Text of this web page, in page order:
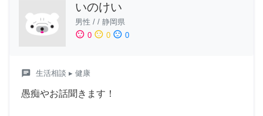
いのけい
男性 / / 静岡県
sentiment_satisfied 0 sentiment_neutral 0 sentiment_dissatisfied 0
chat 生活相談 ▸ 健康
愚痴やお話聞きます！